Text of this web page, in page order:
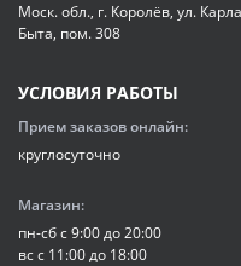
Моск. обл., г. Королёв, ул.
Быта, пом. 308
УСЛОВИЯ РАБОТЫ
Прием заказов онлайн:
круглосуточно
Магазин:
пн-сб с 9:00 до 20:00
вс с 11:00 до 18:00